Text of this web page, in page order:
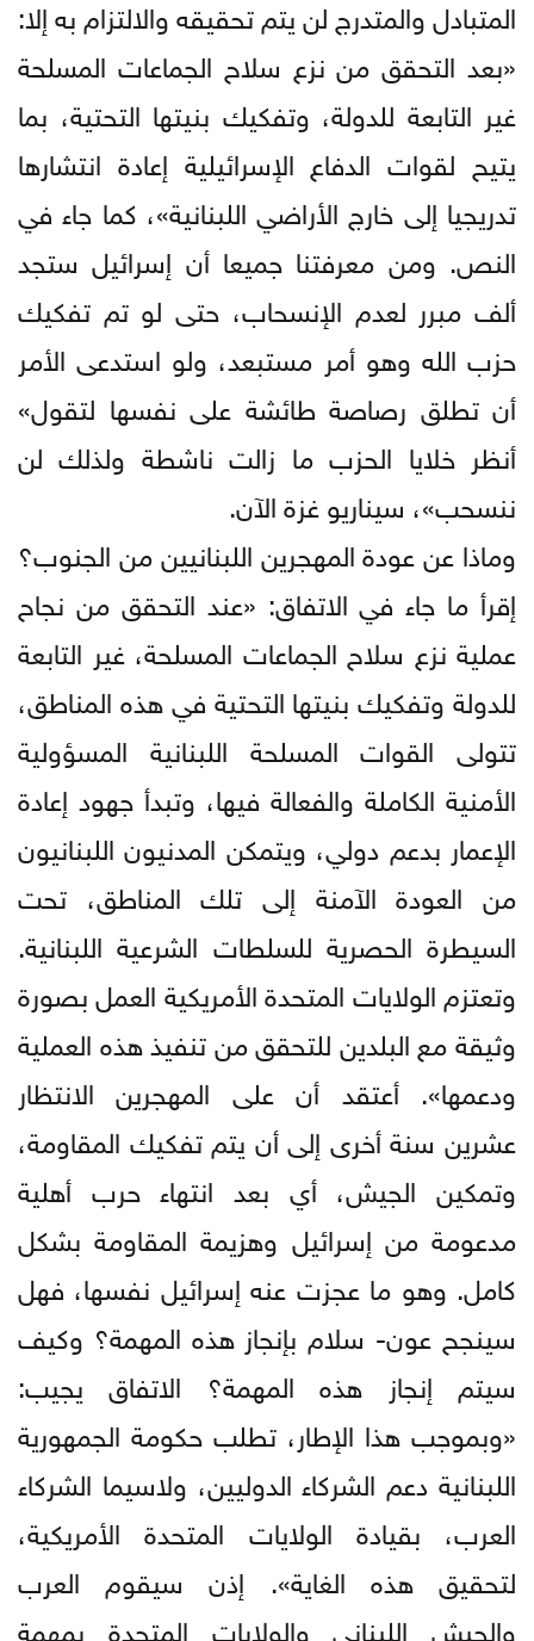
المتبادل والمتدرج لن يتم تحقيقه والالتزام به إلا:
«بعد التحقق من نزع سلاح الجماعات المسلحة
غير التابعة للدولة، وتفكيك بنيتها التحتية، بما
يتيح لقوات الدفاع الإسرائيلية إعادة انتشارها
تدريجيا إلى خارج الأراضي اللبنانية»، كما جاء في
النص. ومن معرفتنا جميعا أن إسرائيل ستجد
ألف مبرر لعدم الإنسحاب، حتى لو تم تفكيك
حزب الله وهو أمر مستبعد، ولو استدعى الأمر
أن تطلق رصاصة طائشة على نفسها لتقول»
أنظر خلايا الحزب ما زالت ناشطة ولذلك لن
ننسحب»، سيناريو غزة الآن.
وماذا عن عودة المهجرين اللبنانيين من الجنوب؟
إقرأ ما جاء في الاتفاق: «عند التحقق من نجاح
عملية نزع سلاح الجماعات المسلحة، غير التابعة
للدولة وتفكيك بنيتها التحتية في هذه المناطق،
تتولى القوات المسلحة اللبنانية المسؤولية
الأمنية الكاملة والفعالة فيها، وتبدأ جهود إعادة
الإعمار بدعم دولي، ويتمكن المدنيون اللبنانيون
من العودة الآمنة إلى تلك المناطق، تحت
السيطرة الحصرية للسلطات الشرعية اللبنانية.
وتعتزم الولايات المتحدة الأمريكية العمل بصورة
وثيقة مع البلدين للتحقق من تنفيذ هذه العملية
ودعمها». أعتقد أن على المهجرين الانتظار
عشرين سنة أخرى إلى أن يتم تفكيك المقاومة،
وتمكين الجيش، أي بعد انتهاء حرب أهلية
مدعومة من إسرائيل وهزيمة المقاومة بشكل
كامل. وهو ما عجزت عنه إسرائيل نفسها، فهل
سينجح عون- سلام بإنجاز هذه المهمة؟ وكيف
سيتم إنجاز هذه المهمة؟ الاتفاق يجيب:
«وبموجب هذا الإطار، تطلب حكومة الجمهورية
اللبنانية دعم الشركاء الدوليين، ولاسيما الشركاء
العرب، بقيادة الولايات المتحدة الأمريكية،
لتحقيق هذه الغاية». إذن سيقوم العرب
والجيش اللبناني والولايات المتحدة بمهمة